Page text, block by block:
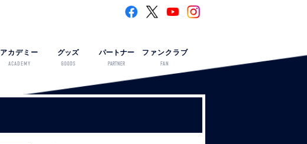
アカデミー
ACADEMY
グッズ
GOODS
パートナー
PARTNER
ファンクラブ
FAN